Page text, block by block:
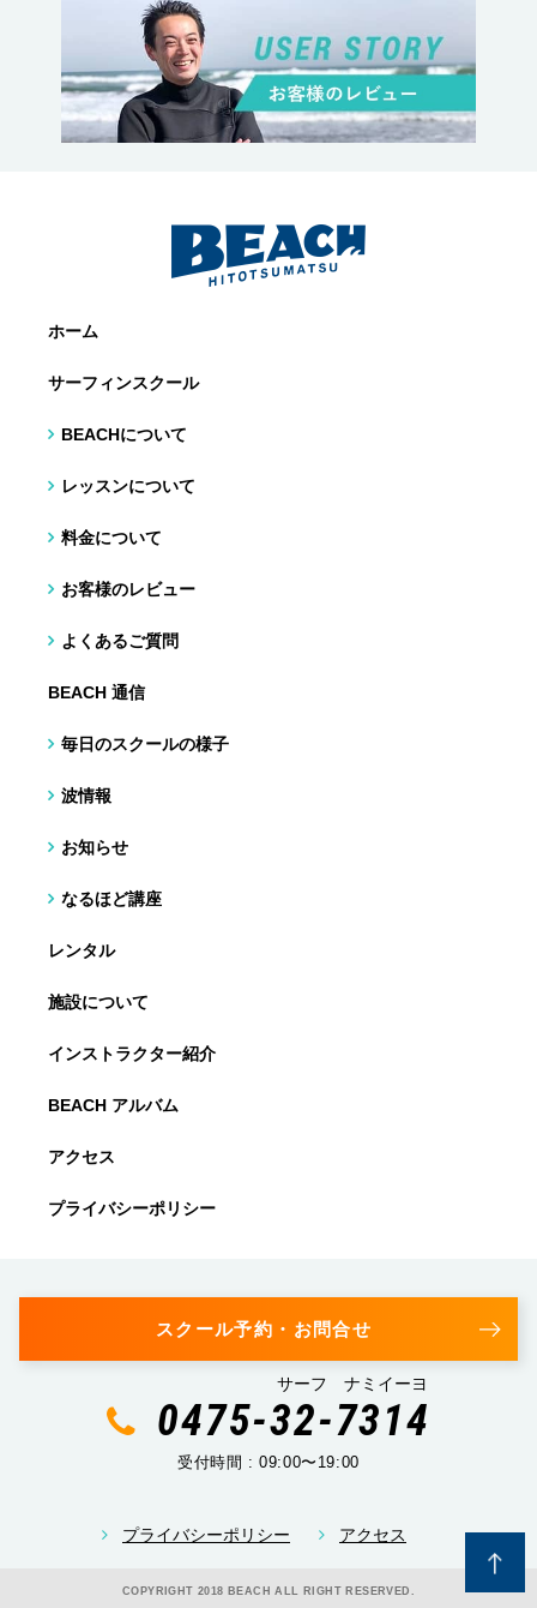
ホーム
サーフィンスクール
BEACHについて
レッスンについて
料金について
お客様のレビュー
よくあるご質問
BEACH 通信
毎日のスクールの様子
波情報
お知らせ
なるほど講座
レンタル
施設について
インストラクター紹介
BEACH アルバム
アクセス
プライバシーポリシー
スクール予約・お問合せ
サーフ ナミイーヨ
0475-32-7314
受付時間 : 09:00〜19:00
プライバシーポリシー アクセス
COPYRIGHT 2018 BEACH ALL RIGHT RESERVED.